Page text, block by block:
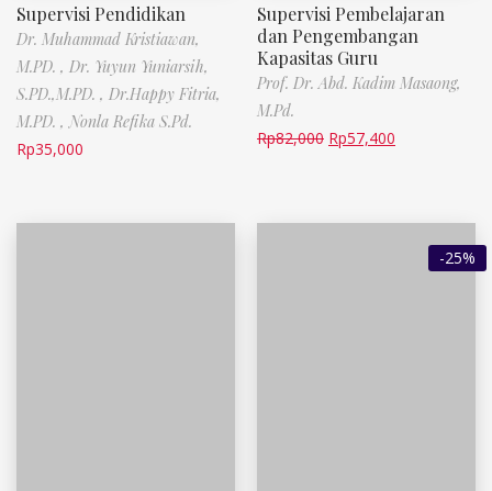
Supervisi Pendidikan
Dr. Muhammad Kristiawan,
M.PD. , Dr. Yuyun Yuniarsih,
S.PD.,M.PD. , Dr.Happy Fitria,
M.PD. , Nonla Refika S.Pd.
Rp35,000
Supervisi Pembelajaran
dan Pengembangan
Kapasitas Guru
Prof. Dr. Abd. Kadim Masaong,
M.Pd.
Rp82,000 Rp57,400
-25%